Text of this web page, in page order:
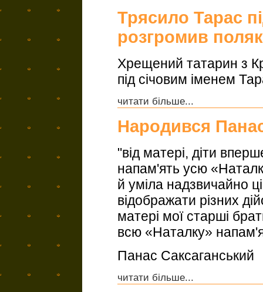
Трясило Тарас
розгромив
Хрещений татарин з
під січовим іменем
читати більше...
Народився
"від матері, діти
напам'ять усю
й уміла надзвичайно
відображати різних
матері мої старші
всю «Наталку»
Панас Саксаганський
читати більше...